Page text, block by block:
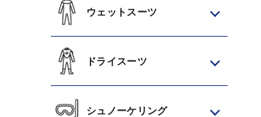
ウェットスーツ
ドライスーツ
シュノーケリング